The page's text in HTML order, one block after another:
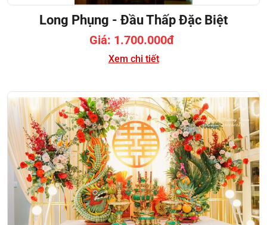
Long Phụng - Đầu Thấp Đặc Biệt
Giá: 1.700.000đ
Xem chi tiết